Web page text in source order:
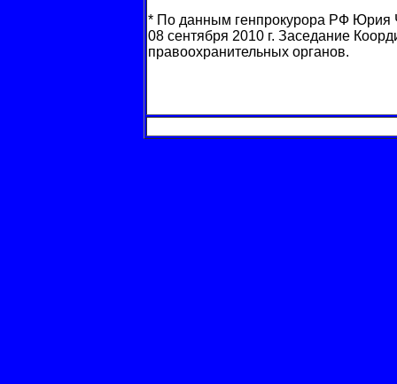
* По данным генпрокурора РФ Юрия
08 сентября 2010 г. Заседание
правоохранительных органов.